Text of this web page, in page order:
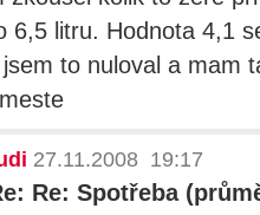
6,5 litru. Hodnota 4,1
to nuloval a mam
27.11.2008 19:17
Re: Spotřeba